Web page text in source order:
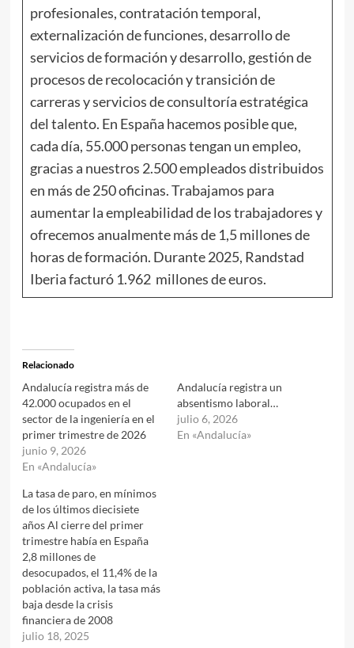
profesionales, contratación temporal,
externalización de funciones, desarrollo de
servicios de formación y desarrollo, gestión de
procesos de recolocación y transición de
carreras y servicios de consultoría estratégica
del talento. En España hacemos posible que,
cada día, 55.000 personas tengan un empleo,
gracias a nuestros 2.500 empleados distribuidos
en más de 250 oficinas. Trabajamos para
aumentar la empleabilidad de los trabajadores y
ofrecemos anualmente más de 1,5 millones de
horas de formación. Durante 2025, Randstad
Iberia facturó 1.962 millones de euros.
Relacionado
Andalucía registra más de
42.000 ocupados en el
sector de la ingeniería en el
primer trimestre de 2026
junio 9, 2026
En «Andalucía»
Andalucía registra un
absentismo laboral…
julio 6, 2026
En «Andalucía»
La tasa de paro, en mínimos
de los últimos diecisiete
años Al cierre del primer
trimestre había en España
2,8 millones de
desocupados, el 11,4% de la
población activa, la tasa más
baja desde la crisis
financiera de 2008
julio 18, 2025